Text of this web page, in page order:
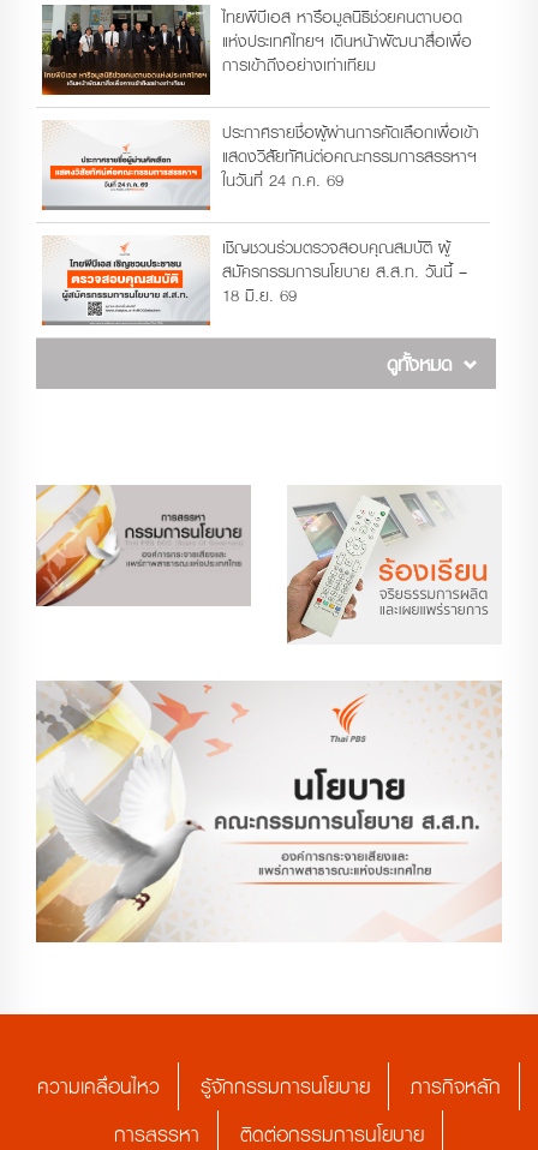
ไทยพีบีเอส หารือมูลนิธิช่วยคนตาบอด
แห่งประเทศไทยฯ เดินหน้าพัฒนาสื่อเพื่อ
การเข้าถึงอย่างเท่าเทียม
ประกาศรายชื่อผู้ผ่านการคัดเลือกเพื่อเข้า
แสดงวิสัยทัศน์ต่อคณะกรรมการสรรหาฯ
ในวันที่ 24 ก.ค. 69
เชิญชวนร่วมตรวจสอบคุณสมบัติ ผู้
สมัครกรรมการนโยบาย ส.ส.ท. วันนี้ –
18 มิ.ย. 69
ดูทั้งหมด
ความเคลื่อนไหว รู้จักกรรมการนโยบาย
ภารกิจหลัก
การสรรหา
ติดต่อกรรมการนโยบาย